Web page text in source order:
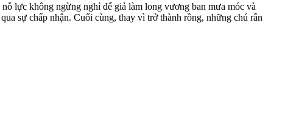
lực không ngừng nghỉ để giả làm long vương ban mưa móc và
sự chấp nhận. Cuối cùng, thay vì trở thành rồng, những chú rắn